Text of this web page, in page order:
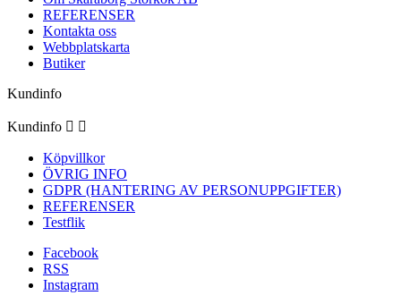
REFERENSER
Kontakta oss
Webbplatskarta
Butiker
Kundinfo
Kundinfo  
Köpvillkor
ÖVRIG INFO
GDPR (HANTERING AV PERSONUPPGIFTER)
REFERENSER
Testflik
Facebook
RSS
Instagram